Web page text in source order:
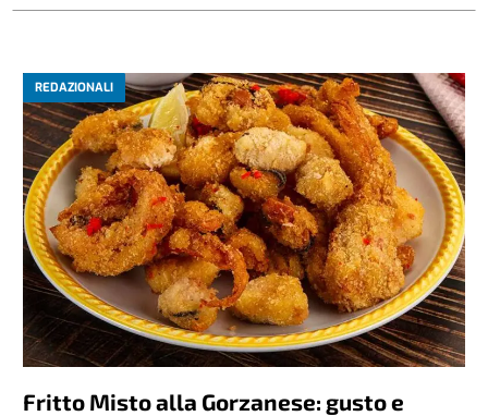
REDAZIONALI
Fritto Misto alla Gorzanese: gusto e